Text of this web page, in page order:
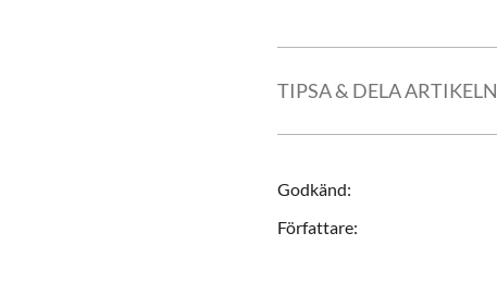
TIPSA & DELA ARTIKELN
Godkänd:
Författare: